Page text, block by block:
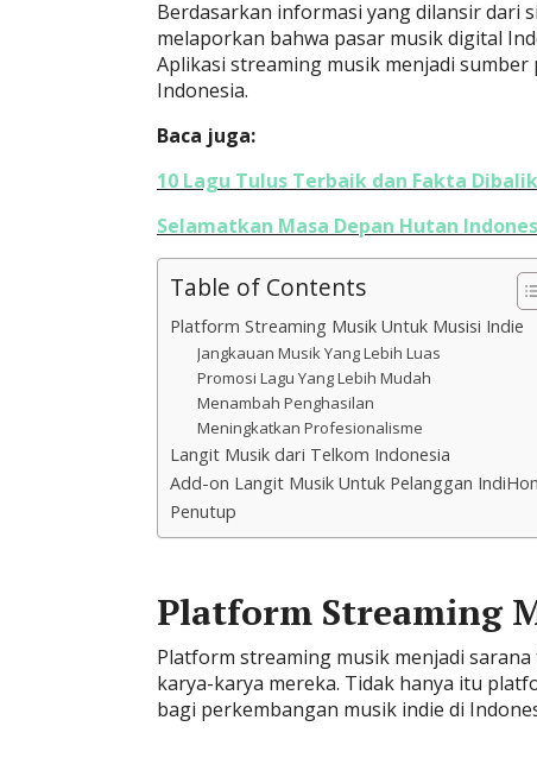
Berdasarkan informasi yang dilansir dari
melaporkan bahwa pasar musik digital
Aplikasi streaming musik menjadi
Indonesia.
Baca juga:
10 Lagu Tulus Terbaik dan Fakta
Selamatkan Masa Depan Hutan
Table of Contents
Platform Streaming Musik Untuk Musisi Indie
Jangkauan Musik Yang Lebih Luas
Promosi Lagu Yang Lebih Mudah
Menambah Penghasilan
Meningkatkan Profesionalisme
Langit Musik dari Telkom Indonesia
Add-on Langit Musik Untuk Pelanggan
Penutup
Platform Streaming
Platform streaming musik menjadi
karya-karya mereka. Tidak hanya itu
bagi perkembangan musik indie di